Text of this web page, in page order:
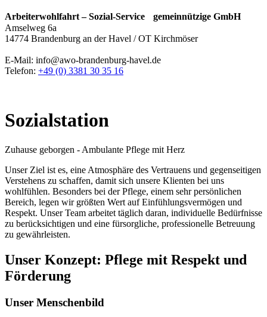
Arbeiterwohlfahrt – Sozial-Service gemeinnützige GmbH
Amselweg 6a
14774 Brandenburg an der Havel / OT Kirchmöser
E-Mail: info@awo-brandenburg-havel.de
Telefon: +49 (0) 3381 30 35 16
Sozialstation
Zuhause geborgen - Ambulante Pflege mit Herz
Unser Ziel ist es, eine Atmosphäre des Vertrauens und gegenseitigen
Verstehens zu schaffen, damit sich unsere Klienten bei uns
wohlfühlen. Besonders bei der Pflege, einem sehr persönlichen
Bereich, legen wir größten Wert auf Einfühlungsvermögen und
Respekt. Unser Team arbeitet täglich daran, individuelle Bedürfnisse
zu berücksichtigen und eine fürsorgliche, professionelle Betreuung
zu gewährleisten.
Unser Konzept: Pflege mit Respekt und
Förderung
Unser Menschenbild